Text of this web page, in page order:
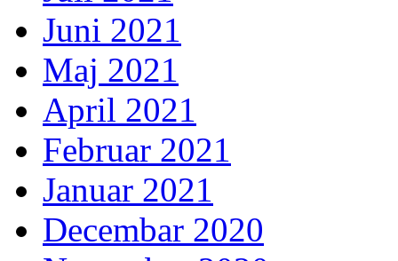
Juni 2021
Maj 2021
April 2021
Februar 2021
Januar 2021
Decembar 2020